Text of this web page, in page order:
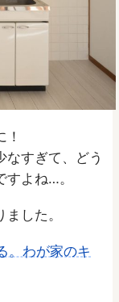
なすぎて、どう
すよね…。
した。
。わが家のキ